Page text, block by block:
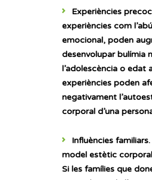
Experiències
experiències com
emocional, poden
desenvolupar bulímia
l’adolescència o edat
experiències poden
negativament
corporal d’una
Influències familiars.
model estètic
Si les famílies que